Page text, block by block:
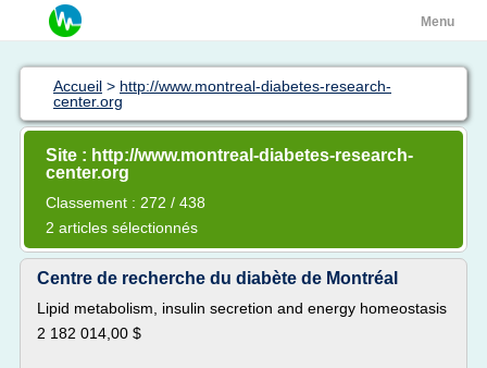
Menu
Accueil > http://www.montreal-diabetes-research-
center.org
Site : http://www.montreal-diabetes-research-
center.org
Classement : 272 / 438
2 articles sélectionnés
Centre de recherche du diabète de Montréal
Lipid metabolism, insulin secretion and energy homeostasis
2 182 014,00 $